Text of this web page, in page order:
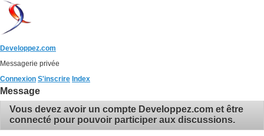
Developpez.com
Messagerie privée
Connexion S'inscrire Index
Message
Vous devez avoir un compte Developpez.com et être
connecté pour pouvoir participer aux discussions.